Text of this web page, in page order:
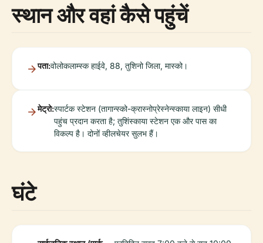
स्थान और वहां कैसे पहुंचें
पता:वोलोकलाम्स्क हाईवे, 88, तुशिनो जिला, मास्को।
मेट्रो:स्पार्टक स्टेशन (तागान्स्को-क्रास्नोप्रेस्नेन्स्काया लाइन) सीधी
पहुंच प्रदान करता है; तुशिंस्काया स्टेशन एक और पास का
विकल्प है। दोनों व्हीलचेयर सुलभ हैं।
घंटे